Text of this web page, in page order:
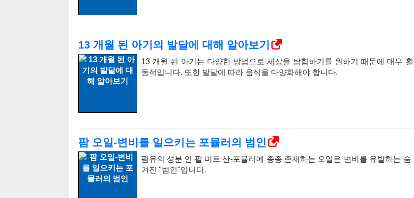
13 개월 된 아기의 발달에 대해 알아보기
13 개월 된 아기는 다양한 방법으로 세상을 탐험하기를 원하기 때문에 매우 활
동적입니다. 또한 발달에 따라 음식을 다양화해야 합니다.
팜 오일-변비를 일으키는 포뮬러의 범인
팜유의 성분 인 팔 미트 산-포뮬러에 종종 존재하는 오일은 변비를 유발하는 숨
겨진 "범인"입니다.